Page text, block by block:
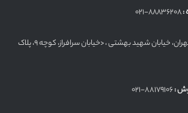
:
تهران، خیابان شهید بهشتی ، <خیابان سرافراز، کوچه 9، پلاک
: